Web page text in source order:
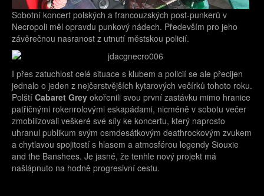
Sobotní koncert polských a francouzských post-punkerů v
Necropoli měl opravdu punkový nádech. Především pro jeho
závěrečnou nasranost z utnutí městskou policií.
I přes zatuchlost celé situace s klubem a policií se ale přecijen
jednalo o jeden z nejčerstvějších kytarových večírků tohoto roku.
Polští Cabaret Grey okořenili svou první zastávku mimo hranice
patřičnými rokenrolovými eskapádami, nicméně v sobotu večer
zmobilizovali veškeré své síly ke koncertu, který naprosto
uhranul publikum svým osmdesátkovým deathrockovým zvukem
a chytlavou spojitostí s hlasem a atmosférou legendy Siouxie
and the Banshees. Je jasné, že tenhle nový projekt má
našlápnuto na hodně progresivní cestu.